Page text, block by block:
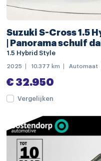
extra getint glas
keyless entry
LED achterlichten
LED dagrijverlichting
mistlampen voor
Apple Carplay/Android
Suzuki S-Cross 1.5
| Panorama schuif
1.5 Hybrid Style
2025 10.377 km Automaat
€ 32.950
Vergelijken